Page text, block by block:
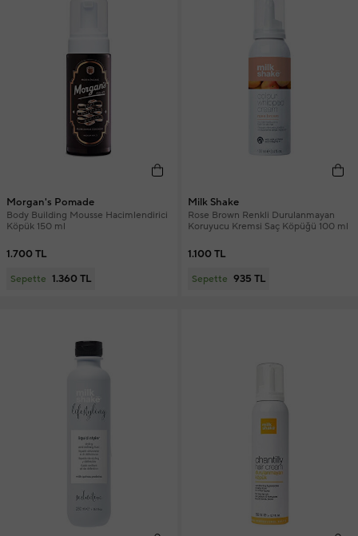
Morgan's Pomade
Body Building Mousse Hacimlendirici
Köpük 150 ml
1.700 TL
Sepette 1.360 TL
Milk Shake
Rose Brown Renkli Durulanmayan
Koruyucu Kremsi Saç Köpüğü 100 ml
1.100 TL
Sepette 935 TL